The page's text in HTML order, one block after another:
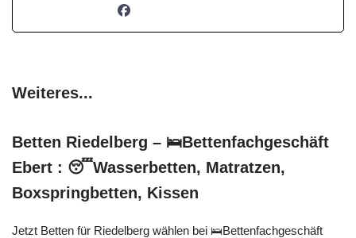
Weiteres...
Betten Riedelberg – 🛌Bettenfachgeschäft
Ebert : 😴Wasserbetten, Matratzen,
Boxspringbetten, Kissen
Jetzt Betten für Riedelberg wählen bei 🛌Bettenfachgeschäft